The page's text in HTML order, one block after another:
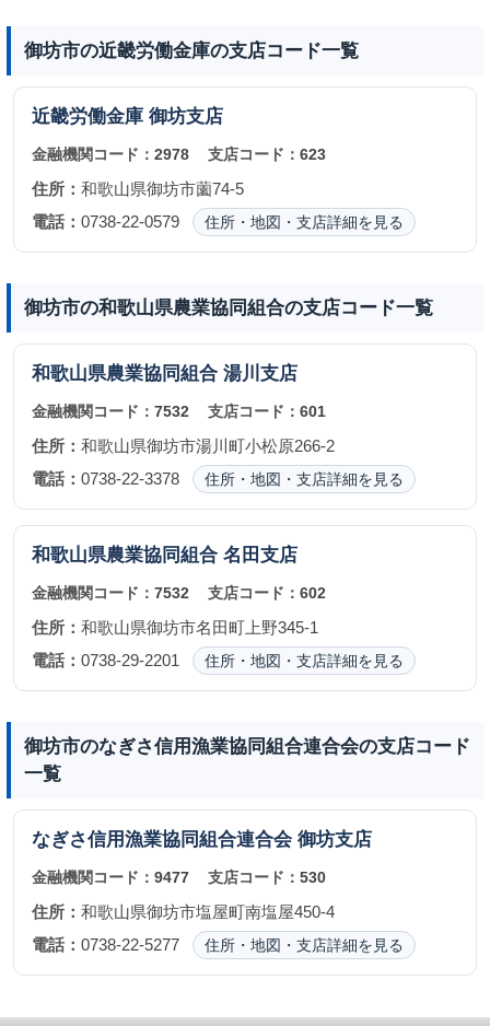
御坊市の近畿労働金庫の支店コード一覧
近畿労働金庫 御坊支店
金融機関コード： 2978 支店コード：623
住所： 和歌山県御坊市薗74-5
電話： 0738-22-0579 住所・地図・支店詳細を見る
御坊市の和歌山県農業協同組合の支店コード一覧
和歌山県農業協同組合 湯川支店
金融機関コード： 7532 支店コード：601
住所： 和歌山県御坊市湯川町小松原266-2
電話： 0738-22-3378 住所・地図・支店詳細を見る
和歌山県農業協同組合 名田支店
金融機関コード： 7532 支店コード：602
住所： 和歌山県御坊市名田町上野345-1
電話： 0738-29-2201 住所・地図・支店詳細を見る
御坊市のなぎさ信用漁業協同組合連合会の支店コード
一覧
なぎさ信用漁業協同組合連合会 御坊支店
金融機関コード： 9477 支店コード：530
住所： 和歌山県御坊市塩屋町南塩屋450-4
電話： 0738-22-5277 住所・地図・支店詳細を見る